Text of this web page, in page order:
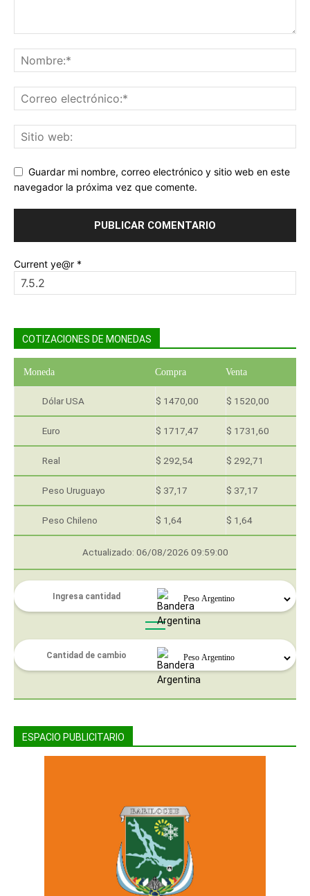
Guardar mi nombre, correo electrónico y sitio web en este
navegador la próxima vez que comente.
Current ye@r *
COTIZACIONES DE MONEDAS
Moneda Compra Venta
Dólar USA $ 1470,00 $ 1520,00
Euro $ 1717,47 $ 1731,60
Real $ 292,54 $ 292,71
Peso Uruguayo $ 37,17 $ 37,17
Peso Chileno $ 1,64 $ 1,64
Actualizado: 06/08/2026 09:59:00
ESPACIO PUBLICITARIO